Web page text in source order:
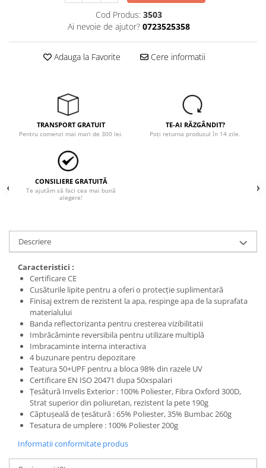
Mănuși protecție
Hidrofoare
Pompe submersibile
Prim ajutor
Protecția ochilor
Protecția respirației
Scule de mana
Capsatoare , multifuncionale si
Chei si truse chei
Ciocane , clesti si foarfeci
Debitare gresie / faianta si geamuri
Echipamente atelier
Fierastraie si topoare
Gletiere , spacluri si cuttere
Pensule si trafaleti
Scari , lize si depozitare
Unelte pentru masurat
Aparate de masura si detectie
Echere si compasuri
Cod Produs: 3503
Ai nevoie de ajutor? 0723525358
Adauga la Favorite Cere informatii
TRANSPORT GRATUIT
Pentru comenzi mai mari de 300 lei.
TE-AI RĂZGÂNDIT?
Poți returna produsul în 14 zile.
CONSILIERE GRATUITĂ
Te ajutăm să faci cea mai bună
alegere!
Descriere
Caracteristici :
Certificare CE
Cusăturile lipite pentru a oferi o protecție suplimentară
Finisaj extrem de rezistent la apa, respinge apa de la suprafata
materialului
Banda reflectorizanta pentru cresterea vizibilitatii
Imbrăcăminte reversibila pentru utilizare multiplă
Imbracaminte interna interactiva
4 buzunare pentru depozitare
Teatura 50+UPF pentru a bloca 98% din razele UV
Certificare EN ISO 20471 dupa 50xspalari
Țesătură Invelis Exterior : 100% Poliester, Fibra Oxford 300D,
Strat superior din poliuretan, rezistent la pete 190g
Căptușeală de țesătură : 65% Poliester, 35% Bumbac 260g
Tesatura de umplere : 100% Poliester 200g
Informatii conformitate produs